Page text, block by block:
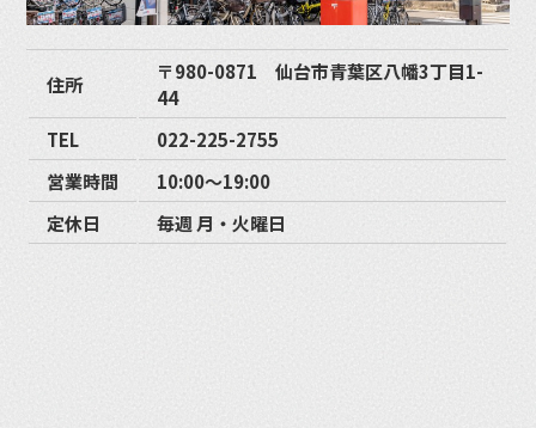
住所
〒980-0871 仙台市青葉区八幡3丁目1-
44
TEL
022-225-2755
営業時間
10:00〜19:00
定休日
毎週 月・火曜日